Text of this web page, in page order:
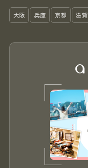
大阪 兵庫 京都 滋賀